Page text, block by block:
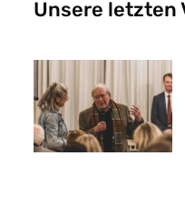
Unsere letzten